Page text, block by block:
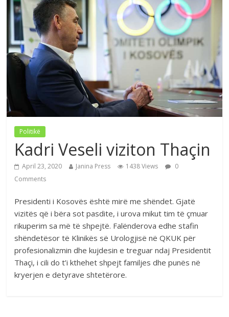
Politikë
Kadri Veseli viziton Thaçin
April 23, 2020 Janina Press 1438 Views
0
Comments
Presidenti i Kosovës është mirë me shëndet. Gjatë
vizitës që i bëra sot pasdite, i urova mikut tim të çmuar
rikuperim sa më të shpejtë. Falënderova edhe stafin
shëndetësor të Klinikës së Urologjisë në QKUK për
profesionalizmin dhe kujdesin e treguar ndaj Presidentit
Thaçi, i cili do t’i kthehet shpejt familjes dhe punës në
kryerjen e detyrave shtetërore.